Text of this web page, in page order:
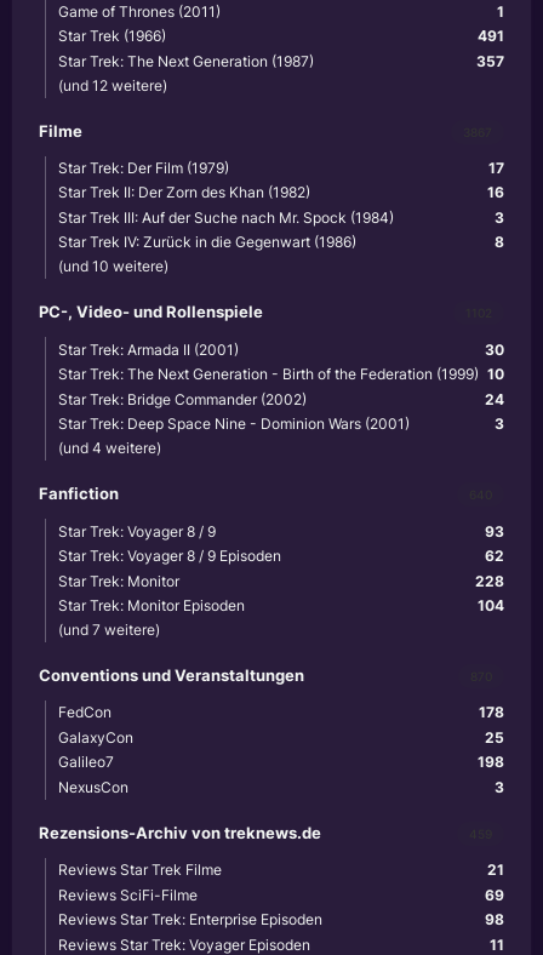
1
Game of Thrones (2011)
491
Star Trek (1966)
357
Star Trek: The Next Generation (1987)
(und 12 weitere)
Filme
17
Star Trek: Der Film (1979)
16
Star Trek II: Der Zorn des Khan (1982)
3
Star Trek III: Auf der Suche nach Mr. Spock (1984)
8
Star Trek IV: Zurück in die Gegenwart (1986)
(und 10 weitere)
PC-, Video- und Rollenspiele
30
Star Trek: Armada II (2001)
10
Star Trek: The Next Generation - Birth of the Federation (1999)
24
Star Trek: Bridge Commander (2002)
3
Star Trek: Deep Space Nine - Dominion Wars (2001)
(und 4 weitere)
Fanfiction
93
Star Trek: Voyager 8 / 9
62
Star Trek: Voyager 8 / 9 Episoden
228
Star Trek: Monitor
104
Star Trek: Monitor Episoden
(und 7 weitere)
Conventions und Veranstaltungen
178
FedCon
25
GalaxyCon
198
Galileo7
3
NexusCon
Rezensions-Archiv von treknews.de
21
Reviews Star Trek Filme
69
Reviews SciFi-Filme
98
Reviews Star Trek: Enterprise Episoden
11
Reviews Star Trek: Voyager Episoden